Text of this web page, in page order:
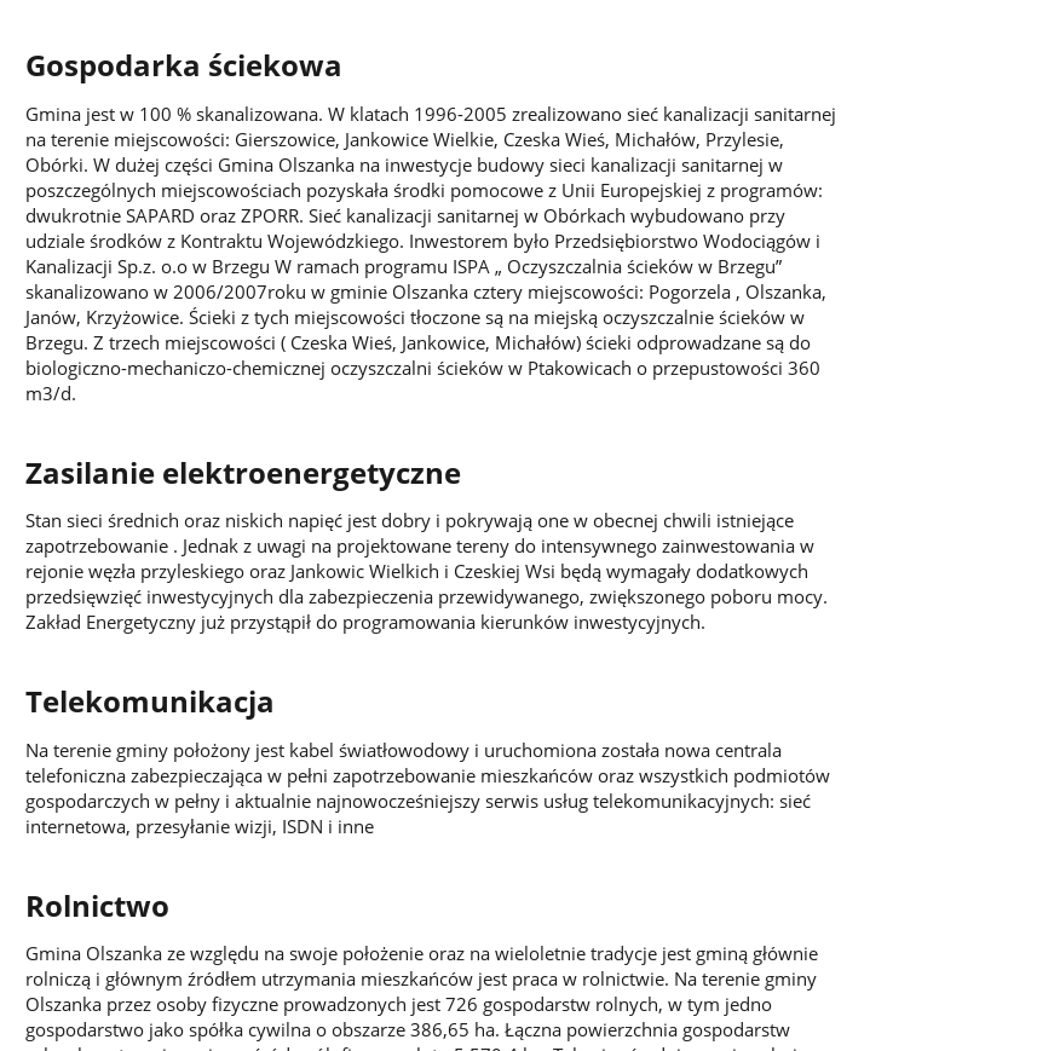
Gospodarka ściekowa
Gmina jest w 100 % skanalizowana. W klatach 1996-2005 zrealizowano sieć kanalizacji sanitarnej
na terenie miejscowości: Gierszowice, Jankowice Wielkie, Czeska Wieś, Michałów, Przylesie,
Obórki. W dużej części Gmina Olszanka na inwestycje budowy sieci kanalizacji sanitarnej w
poszczególnych miejscowościach pozyskała środki pomocowe z Unii Europejskiej z programów:
dwukrotnie SAPARD oraz ZPORR. Sieć kanalizacji sanitarnej w Obórkach wybudowano przy
udziale środków z Kontraktu Wojewódzkiego. Inwestorem było Przedsiębiorstwo Wodociągów i
Kanalizacji Sp.z. o.o w Brzegu W ramach programu ISPA „ Oczyszczalnia ścieków w Brzegu”
skanalizowano w 2006/2007roku w gminie Olszanka cztery miejscowości: Pogorzela , Olszanka,
Janów, Krzyżowice. Ścieki z tych miejscowości tłoczone są na miejską oczyszczalnie ścieków w
Brzegu. Z trzech miejscowości ( Czeska Wieś, Jankowice, Michałów) ścieki odprowadzane są do
biologiczno-mechaniczo-chemicznej oczyszczalni ścieków w Ptakowicach o przepustowości 360
m3/d.
Zasilanie elektroenergetyczne
Stan sieci średnich oraz niskich napięć jest dobry i pokrywają one w obecnej chwili istniejące
zapotrzebowanie . Jednak z uwagi na projektowane tereny do intensywnego zainwestowania w
rejonie węzła przyleskiego oraz Jankowic Wielkich i Czeskiej Wsi będą wymagały dodatkowych
przedsięwzięć inwestycyjnych dla zabezpieczenia przewidywanego, zwiększonego poboru mocy.
Zakład Energetyczny już przystąpił do programowania kierunków inwestycyjnych.
Telekomunikacja
Na terenie gminy położony jest kabel światłowodowy i uruchomiona została nowa centrala
telefoniczna zabezpieczająca w pełni zapotrzebowanie mieszkańców oraz wszystkich podmiotów
gospodarczych w pełny i aktualnie najnowocześniejszy serwis usług telekomunikacyjnych: sieć
internetowa, przesyłanie wizji, ISDN i inne
Rolnictwo
Gmina Olszanka ze względu na swoje położenie oraz na wieloletnie tradycje jest gminą głównie
rolniczą i głównym źródłem utrzymania mieszkańców jest praca w rolnictwie. Na terenie gminy
Olszanka przez osoby fizyczne prowadzonych jest 726 gospodarstw rolnych, w tym jedno
gospodarstwo jako spółka cywilna o obszarze 386,65 ha. Łączna powierzchnia gospodarstw